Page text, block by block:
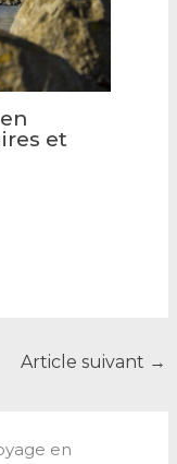
et
Article suivant →
en